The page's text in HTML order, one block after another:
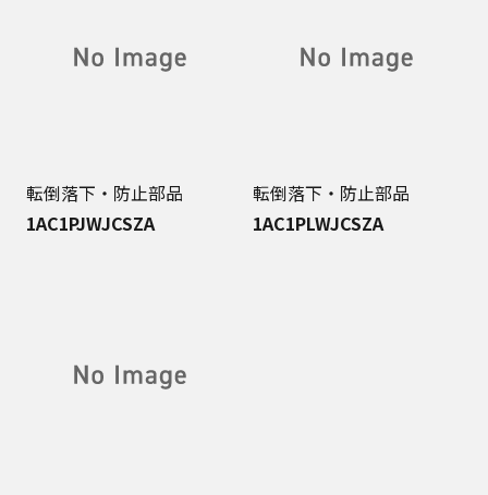
転倒落下・防止部品
1AC1PJWJCSZA
転倒落下・防止部品
1AC1PLWJCSZA